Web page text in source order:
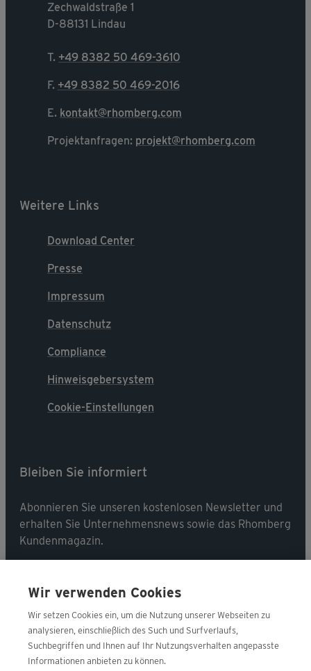
Zechwaldstraße 1
D-88131 Lindau
T. +49 8382 50 469-3610
F. +49 8382 50 469-2016
E. kontakt@rhomberg.com
Projektanfragen: projekt@rhomberg.com
Weitere Links
Download Center
Presse
Impressum
Datenschutz
Compliance
Hinweisgebersystem
Cookie-Einstellungen
Bleiben Sie informiert
Abonnieren Sie unseren kostenlosen Newsletter und
erhalten Sie Unternehmensnews sowie das Rhomberg
Kundenmagazin.
Jetzt abonnieren
Folgen Sie uns
Wir verwenden Cookies
Wir setzen Cookies ein, um die Nutzung unserer Webseiten zu
analysieren, einschließlich des Such und Surfverlaufs,
Suchbegriffen und Ihnen auf Ihr Nutzungsverhalten angepasste
Informationen anbieten zu können.